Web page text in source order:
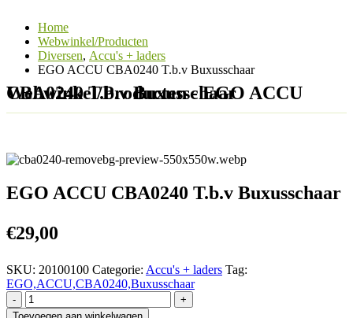
Home
Webwinkel/Producten
Diversen, Accu's + laders
EGO ACCU CBA0240 T.b.v Buxusschaar
Webwinkel/Producten - EGO ACCU CBA0240 T.b.v Buxusschaar
EGO ACCU CBA0240 T.b.v Buxusschaar
€29,00
SKU: 20100100 Categorie: Accu's + laders Tag:
EGO,ACCU,CBA0240,Buxusschaar
-
+